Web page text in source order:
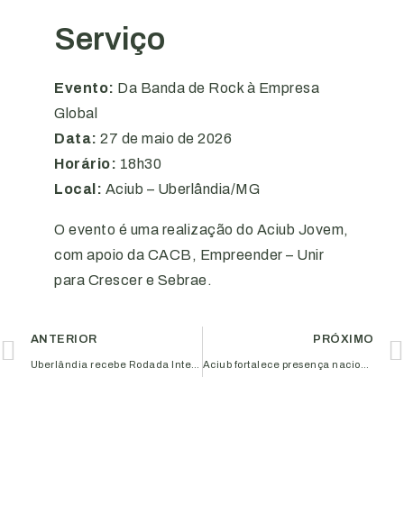
Serviço
Evento: Da Banda de Rock à Empresa
Global
Data: 27 de maio de 2026
Horário: 18h30
Local: Aciub – Uberlândia/MG
O evento é uma realização do Aciub Jovem,
com apoio da CACB, Empreender – Unir
para Crescer e Sebrae.
ANTERIOR PRÓXIMO